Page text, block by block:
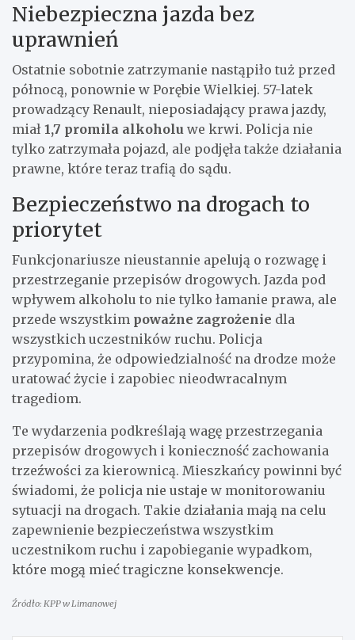
Niebezpieczna jazda bez
uprawnień
Ostatnie sobotnie zatrzymanie nastąpiło tuż przed
północą, ponownie w Porębie Wielkiej. 57-latek
prowadzący Renault, nieposiadający prawa jazdy,
miał 1,7 promila alkoholu we krwi. Policja nie
tylko zatrzymała pojazd, ale podjęła także działania
prawne, które teraz trafią do sądu.
Bezpieczeństwo na drogach to
priorytet
Funkcjonariusze nieustannie apelują o rozwagę i
przestrzeganie przepisów drogowych. Jazda pod
wpływem alkoholu to nie tylko łamanie prawa, ale
przede wszystkim poważne zagrożenie dla
wszystkich uczestników ruchu. Policja
przypomina, że odpowiedzialność na drodze może
uratować życie i zapobiec nieodwracalnym
tragediom.
Te wydarzenia podkreślają wagę przestrzegania
przepisów drogowych i konieczność zachowania
trzeźwości za kierownicą. Mieszkańcy powinni być
świadomi, że policja nie ustaje w monitorowaniu
sytuacji na drogach. Takie działania mają na celu
zapewnienie bezpieczeństwa wszystkim
uczestnikom ruchu i zapobieganie wypadkom,
które mogą mieć tragiczne konsekwencje.
Źródło: KPP w Limanowej